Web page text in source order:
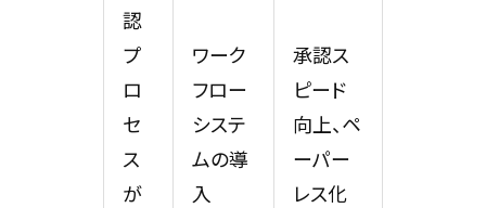
認
プ
ロ
セ
ス
が
ワーク
フロー
システ
ムの導
入
承認ス
ピード
向上、ペ
ーパー
レス化